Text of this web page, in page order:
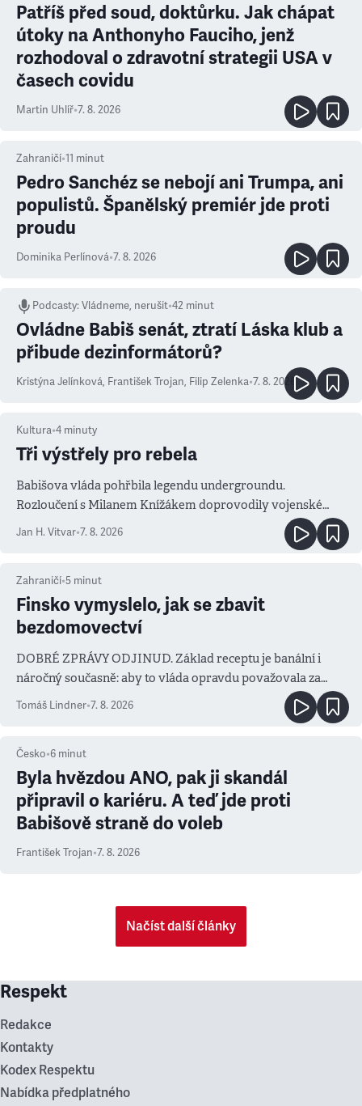
Patříš před soud, doktůrku. Jak chápat
útoky na Anthonyho Fauciho, jenž
rozhodoval o zdravotní strategii USA v
časech covidu
Martin Uhlíř•7. 8. 2026
Zahraničí•11 minut
Pedro Sanchéz se nebojí ani Trumpa, ani
populistů. Španělský premiér jde proti
proudu
Dominika Perlínová•7. 8. 2026
Podcasty:Vládneme, nerušit•42 minut
Ovládne Babiš senát, ztratí Láska klub a
přibude dezinformátorů?
Kristýna Jelínková, František Trojan, Filip Zelenka•7. 8. 2026
Kultura•4 minuty
Tři výstřely pro rebela
Babišova vláda pohřbila legendu undergroundu.
Rozloučení s Milanem Knížákem doprovodily vojenské
Jan H. Vitvar•7. 8. 2026
Zahraničí•5 minut
Finsko vymyslelo, jak se zbavit
bezdomovectví
DOBRÉ ZPRÁVY ODJINUD. Základ receptu je banální i
náročný současně: aby to vláda opravdu považovala za
Tomáš Lindner•7. 8. 2026
Česko•6 minut
Byla hvězdou ANO, pak ji skandál
připravil o kariéru. A teď jde proti
Babišově straně do voleb
František Trojan•7. 8. 2026
Načíst další články
Respekt
Redakce
Kontakty
Kodex Respektu
Nabídka předplatného